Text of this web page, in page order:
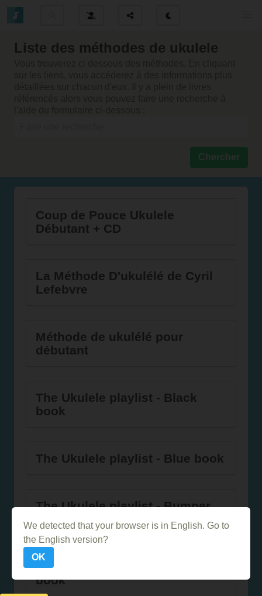
Liste des méthodes de ukulele
Coup de Pouce Ukulele
Débutant + CD
La Méthode D'ukulélé de Cyril
Lefebvre
Méthode de ukulélé pour
débutant
The Ukulele playlist - Black
book
The Ukulele playlist - Blue book
The Ukulele playlist - Bumper
Ukulele Playlist Gold edition
The Ukulele playlist - Green
book
We detected that your browser is in English. Go to
the English version?
OK